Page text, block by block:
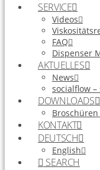
SERVICE
Videos
FAQ
Dispenser
AKTUELLES
News
socialflow –
DOWNLOADS
KONTAKT
DEUTSCH
English
SEARCH